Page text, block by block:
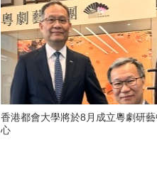
香港都會大學將於8月成立粵劇研藝
心